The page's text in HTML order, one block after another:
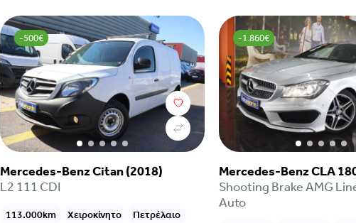
-500€
Mercedes-Benz Citan (2018)
L2 111 CDI
113.000km Χειροκίνητο Πετρέλαιο
-1.860€
Mercedes-Benz CLA
Shooting Brake AMG
Auto